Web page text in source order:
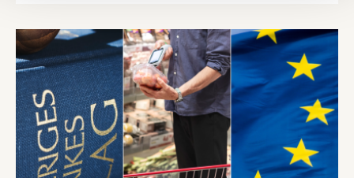
en motståndskraftig livsmedelsförsörjning", och
båda syftar till att bana väg för innovationer som
stärker Sveriges livsmedelsförsörjning.